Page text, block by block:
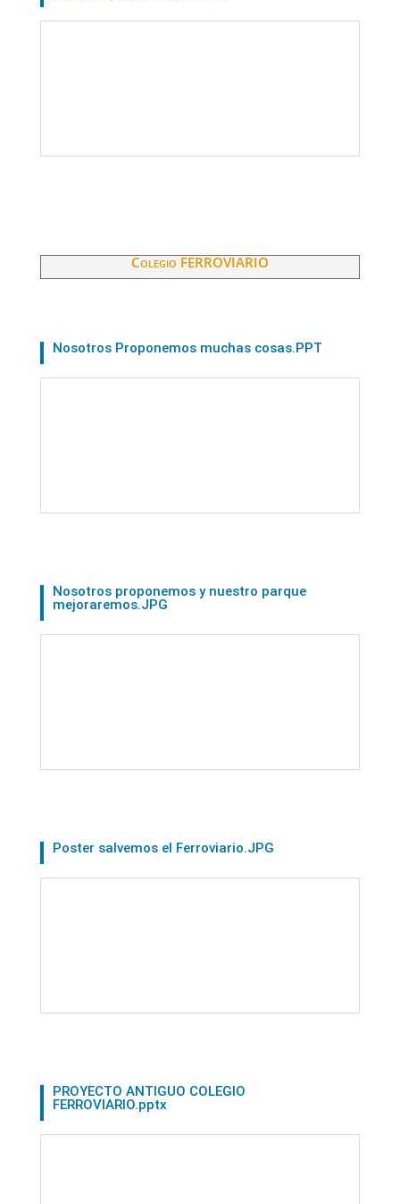
Colegio FERROVIARIO
Nosotros Proponemos muchas cosas.PPT
Nosotros proponemos y nuestro parque
mejoraremos.JPG
Poster salvemos el Ferroviario.JPG
PROYECTO ANTIGUO COLEGIO
FERROVIARIO.pptx